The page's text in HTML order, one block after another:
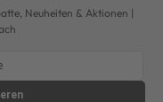
Neuheiten & Aktionen |